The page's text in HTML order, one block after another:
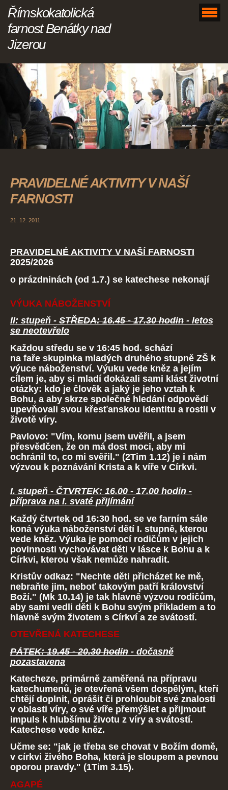
Římskokatolická
farnost Benátky nad
Jizerou
PRAVIDELNÉ AKTIVITY V NAŠÍ
FARNOSTI
21. 12. 2011
PRAVIDELNÉ AKTIVITY V NAŠÍ FARNOSTI
2025/2026
o prázdninách (od 1.7.) se katechese nekonají
VÝUKA NÁBOŽENSTVÍ
II: stupeň - STŘEDA: 16.45 - 17.30 hodin - letos
se neotevřelo
Každou středu se v 16:45 hod. schází
na faře skupinka mladých druhého stupně ZŠ k
výuce náboženství. Výuku vede kněz a jejím
cílem je, aby si mladí dokázali sami klást životní
otázky: kdo je člověk a jaký je jeho vztah k
Bohu, a aby skrze společné hledání odpovědí
upevňovali svou křesťanskou identitu a rostli v
životě víry.
Pavlovo: "Vím, komu jsem uvěřil, a jsem
přesvědčen, že on má dost moci, aby mi
ochránil to, co mi svěřil." (2Tim 1.12) je i nám
výzvou k poznávání Krista a k víře v Církvi.
I. stupeň - ČTVRTEK: 16.00 - 17.00 hodin -
příprava na I. svaté přijímání
Každý čtvrtek od 16:30 hod. se ve farním sále
koná výuka náboženství dětí I. stupně, kterou
vede kněz. Výuka je pomocí rodičům v jejich
povinnosti vychovávat děti v lásce k Bohu a k
Církvi, kterou však nemůže nahradit.
Kristův odkaz: "Nechte děti přicházet ke mě,
nebraňte jim, neboť takovým patří království
Boží." (Mk 10.14) je tak hlavně výzvou rodičům,
aby sami vedli děti k Bohu svým příkladem a to
hlavně svým životem s Církví a ze svátostí.
OTEVŘENÁ KATECHESE
PÁTEK: 19.45 - 20.30 hodin - dočasně
pozastavena
Katecheze, primárně zaměřená na přípravu
katechumenů, je otevřená všem dospělým, kteří
chtějí doplnit, oprášit či prohloubit své znalosti
v oblasti víry, o své víře přemýšlet a přijmout
impuls k hlubšímu životu z víry a svátostí.
Katechese vede kněz.
Učme se: "jak je třeba se chovat v Božím domě,
v církvi živého Boha, která je sloupem a pevnou
oporou pravdy." (1Tim 3.15).
AGAPÉ